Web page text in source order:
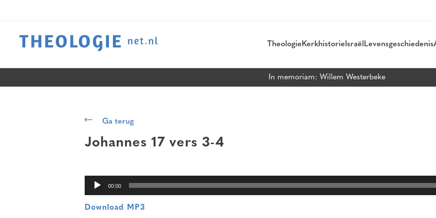
Theologie Kerkhistorie Israël Levensgeschiedenis
In memoriam: Willem Westerbeke
Ga terug
Johannes 17 vers 3-4
00:00
Download MP3